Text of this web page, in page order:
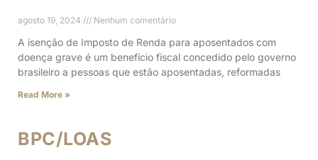
agosto 19, 2024 Nenhum comentário
A isenção de Imposto de Renda para aposentados com
doença grave é um benefício fiscal concedido pelo governo
brasileiro a pessoas que estão aposentadas, reformadas
Read More »
BPC/LOAS